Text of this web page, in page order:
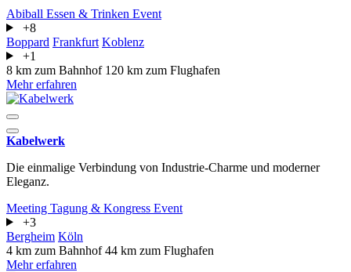
Abiball Essen & Trinken Event
+8
Boppard Frankfurt Koblenz
+1
8 km zum Bahnhof 120 km zum Flughafen
Mehr erfahren
Kabelwerk
Die einmalige Verbindung von Industrie-Charme und moderner
Eleganz.
Meeting Tagung & Kongress Event
+3
Bergheim Köln
4 km zum Bahnhof44 km zum Flughafen
Mehr erfahren